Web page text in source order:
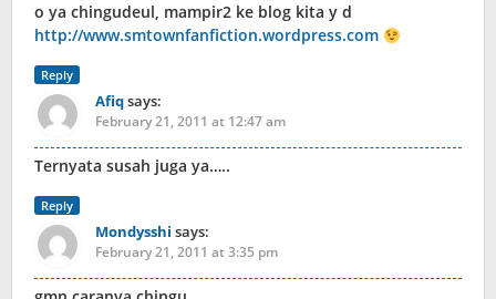
o ya chingudeul, mampir2 ke blog kita y d
http://www.smtownfanfiction.wordpress.com
Reply
Afiqsays:
February 21, 2011 at 12:47 am
Ternyata susah juga ya…..
Reply
Mondysshi says:
February 21, 2011 at 3:35 pm